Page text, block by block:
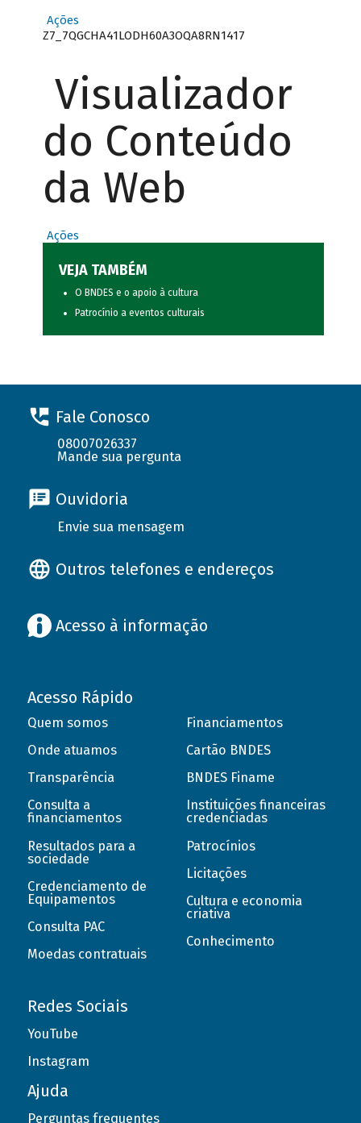
Ações
Z7_7QGCHA41LODH60A3OQA8RN1417
Visualizador
do Conteúdo
da Web
Ações
VEJA TAMBÉM
O BNDES e o apoio à cultura
Patrocínio a eventos culturais
Fale Conosco
08007026337
Mande sua pergunta
Ouvidoria
Envie sua mensagem
Outros telefones e endereços
Acesso à informação
Acesso Rápido
Quem somos
Onde atuamos
Transparência
Consulta a
financiamentos
Resultados para a
sociedade
Credenciamento de
Equipamentos
Consulta PAC
Moedas contratuais
Financiamentos
Cartão BNDES
BNDES Finame
Instituições financeiras
credenciadas
Patrocínios
Licitações
Cultura e economia
criativa
Conhecimento
Redes Sociais
YouTube
Instagram
Ajuda
Perguntas frequentes